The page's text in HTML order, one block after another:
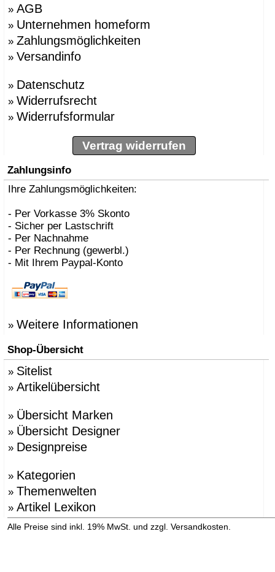
» AGB
» Unternehmen homeform
» Zahlungsmöglichkeiten
» Versandinfo
» Datenschutz
» Widerrufsrecht
» Widerrufsformular
Vertrag widerrufen
Zahlungsinfo
Ihre Zahlungsmöglichkeiten:
- Per Vorkasse 3% Skonto
- Sicher per Lastschrift
- Per Nachnahme
- Per Rechnung (gewerbl.)
- Mit Ihrem Paypal-Konto
» Weitere Informationen
Shop-Übersicht
» Sitelist
» Artikelübersicht
» Übersicht Marken
» Übersicht Designer
» Designpreise
» Kategorien
» Themenwelten
» Artikel Lexikon
Alle Preise sind inkl. 19% MwSt. und zzgl. Versandkosten.